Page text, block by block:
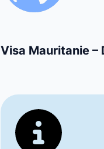
Visa Mauritanie –